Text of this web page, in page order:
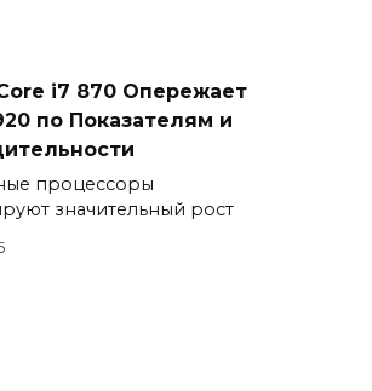
i7 870 Опережает
по Показателям и
процессоры
значительный рост